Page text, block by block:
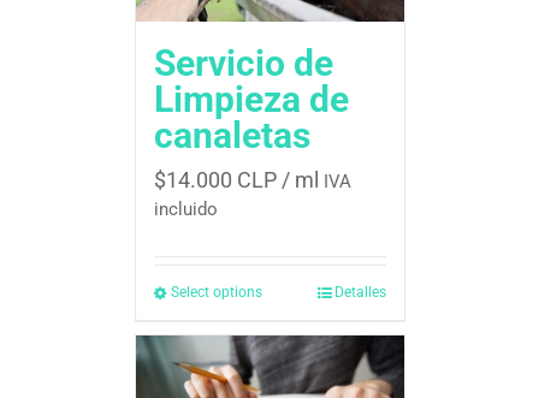
Servicio de
Limpieza de
canaletas
$14.000 CLP/ ml IVA
incluido
Select options Detalles